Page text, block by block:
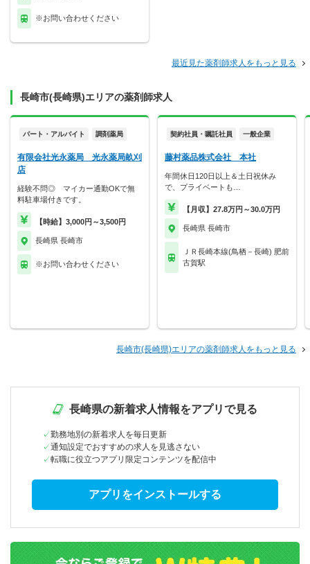
※お問い合わせください
最近見た薬剤師求人をもっと見る
長崎市(長崎県)エリアの薬剤師求人
パート・アルバイト 調剤薬局
有限会社光永薬局 光永薬局畝刈
店
経験不問◎ マイカー通勤OKで無
料駐車場付きです。
【時給】3,000円～3,500円
長崎県 長崎市
※お問い合わせください
契約社員・嘱託社員 一般企業
藤村薬品株式会社 本社
年間休日120日以上＆土日祝休み
で、プライベートも…
【月収】27.8万円～30.0万円
長崎県 長崎市
ＪＲ長崎本線(鳥栖－長崎) 肥前
古賀駅
長崎市(長崎県)エリアの薬剤師求人をもっと見る
長崎県の新着求人情報をアプリで見る
勤務地別の新着求人を毎日更新
通知設定でおすすめの求人を見逃さない
転職に役立つアプリ限定コンテンツを配信中
アプリをインストールする